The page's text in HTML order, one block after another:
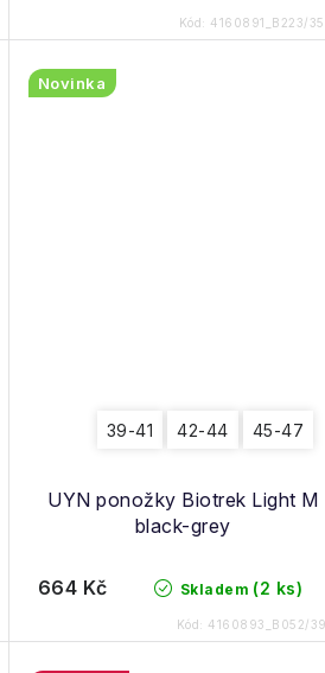
Kód: 4160891_B223/
UYN ponožky Biotrek Light M
black-grey
Novinka
39-41 42-44 45-47
Skladem (2 ks)
664 Kč
Kód: 4160893_B052/